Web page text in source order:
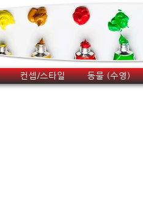
컨셉/스타일 동물 (수영)